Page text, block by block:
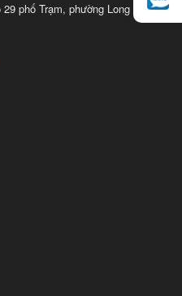
phố Trạm, phường Long Biên,